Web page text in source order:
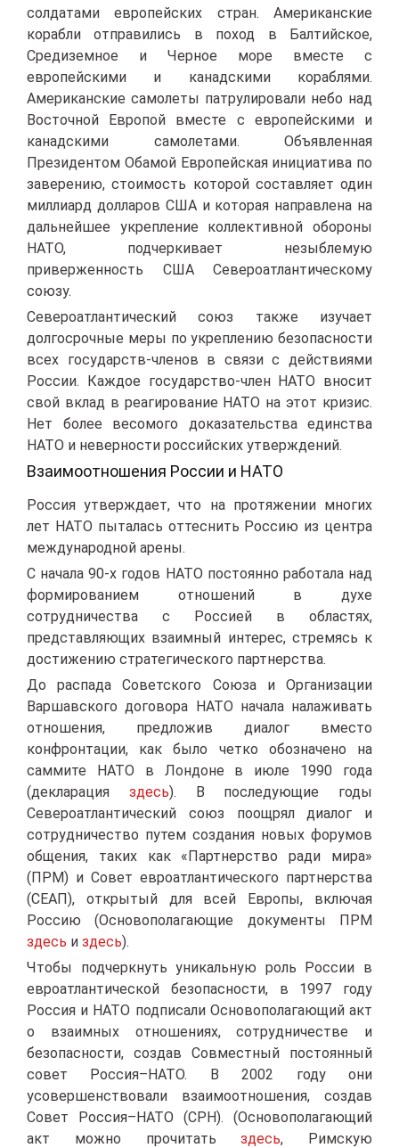
солдатами европейских стран. Американские
корабли отправились в поход в Балтийское,
Средиземное и Черное море вместе с
европейскими и канадскими кораблями.
Американские самолеты патрулировали небо над
Восточной Европой вместе с европейскими и
канадскими самолетами. Объявленная
Президентом Обамой Европейская инициатива по
заверению, стоимость которой составляет один
миллиард долларов США и которая направлена на
дальнейшее укрепление коллективной обороны
НАТО, подчеркивает незыблемую
приверженность США Североатлантическому
союзу.
Североатлантический союз также изучает
долгосрочные меры по укреплению безопасности
всех государств-членов в связи с действиями
России. Каждое государство-член НАТО вносит
свой вклад в реагирование НАТО на этот кризис.
Нет более весомого доказательства единства
НАТО и неверности российских утверждений.
Взаимоотношения России и НАТО
Россия утверждает, что на протяжении многих
лет НАТО пыталась оттеснить Россию из центра
международной арены.
С начала 90-х годов НАТО постоянно работала над
формированием отношений в духе
сотрудничества с Россией в областях,
представляющих взаимный интерес, стремясь к
достижению стратегического партнерства.
До распада Советского Союза и Организации
Варшавского договора НАТО начала налаживать
отношения, предложив диалог вместо
конфронтации, как было четко обозначено на
саммите НАТО в Лондоне в июле 1990 года
(декларация здесь). В последующие годы
Североатлантический союз поощрял диалог и
сотрудничество путем создания новых форумов
общения, таких как «Партнерство ради мира»
(ПРМ) и Совет евроатлантического партнерства
(СЕАП), открытый для всей Европы, включая
Россию (Основополагающие документы ПРМ
здесь и здесь).
Чтобы подчеркнуть уникальную роль России в
евроатлантической безопасности, в 1997 году
Россия и НАТО подписали Основополагающий акт
о взаимных отношениях, сотрудничестве и
безопасности, создав Совместный постоянный
совет Россия–НАТО. В 2002 году они
усовершенствовали взаимоотношения, создав
Совет Россия–НАТО (СРН). (Основополагающий
акт можно прочитатьздесь, Римскую